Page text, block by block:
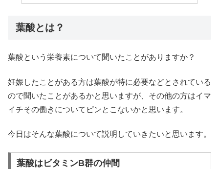
葉酸とは？
葉酸という栄養素について聞いたことがありますか？
妊娠したことがある方は葉酸が特に必要などとされている
ので聞いたことがあるかと思いますが、その他の方はイマ
イチその働きについてピンとこないかと思います。
今日はそんな葉酸について説明していきたいと思います。
葉酸はビタミンB群の仲間